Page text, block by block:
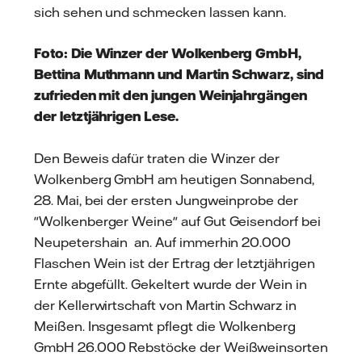
sich sehen und schmecken lassen kann.
Foto: Die Winzer der Wolkenberg GmbH,
Bettina Muthmann und Martin Schwarz, sind
zufrieden mit den jungen Weinjahrgängen
der letztjährigen Lese.
Den Beweis dafür traten die Winzer der
Wolkenberg GmbH am heutigen Sonnabend,
28. Mai, bei der ersten Jungweinprobe der
"Wolkenberger Weine" auf Gut Geisendorf bei
Neupetershain an. Auf immerhin 20.000
Flaschen Wein ist der Ertrag der letztjährigen
Ernte abgefüllt. Gekeltert wurde der Wein in
der Kellerwirtschaft von Martin Schwarz in
Meißen. Insgesamt pflegt die Wolkenberg
GmbH 26.000 Rebstöcke der Weißweinsorten